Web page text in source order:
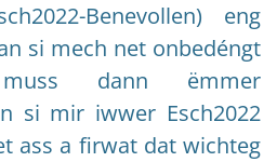
Benevollen) eng
si mech net onbedéngt
dann ëmmer
si mir iwwer Esch2022
ass a firwat dat wichteg